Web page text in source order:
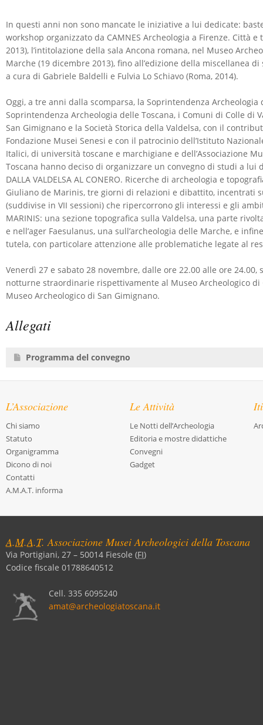
In questi anni non sono mancate le iniziative a lui dedicate:
workshop organizzato da CAMNES Archeologia a Firenze. Città
2013), l’intitolazione della sala Ancona romana, nel Museo
Marche (19 dicembre 2013), fino all’edizione della miscellanea di
a cura di Gabriele Baldelli e Fulvia Lo Schiavo (Roma, 2014).
Oggi, a tre anni dalla scomparsa, la Soprintendenza Archeologia
Soprintendenza Archeologia delle Toscana, i Comuni di Colle di
San Gimignano e la Società Storica della Valdelsa, con il
Fondazione Musei Senesi e con il patrocinio dell’Istituto
Italici, di università toscane e marchigiane e dell’Associazione
Toscana hanno deciso di organizzare un convegno di studi a lui
DALLA VALDELSA AL CONERO. Ricerche di archeologia e
Giuliano de Marinis, tre giorni di relazioni e dibattito, incentrati
(suddivise in VII sessioni) che ripercorrono gli interessi e gli
MARINIS: una sezione topografica sulla Valdelsa, una parte
e nell’ager Faesulanus, una sull’archeologia delle Marche, e
tutela, con particolare attenzione alle problematiche legate al
Venerdì 27 e sabato 28 novembre, dalle ore 22.00 alle ore
notturne straordinarie rispettivamente al Museo Archeologico di
Museo Archeologico di San Gimignano.
Allegati
Programma del convegno
L’Associazione
Chi siamo
Statuto
Organigramma
Dicono di noi
Contatti
A.M.A.T. informa
Le Attività
Le Notti dell’Archeologia
Editoria e mostre didattiche
Convegni
Gadget
A.M.A.T. Associazione Musei Archeologici della Toscana
Via Portigiani, 27 – 50014 Fiesole (FI)
Codice fiscale 01788640512
Cell. 335 6095240
amat@archeologiatoscana.it